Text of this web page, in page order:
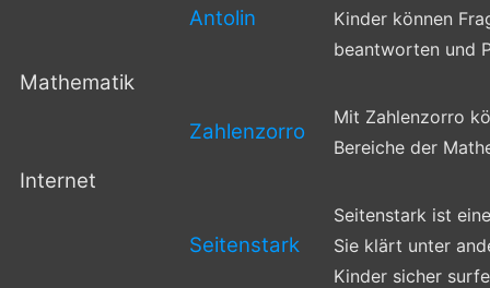
Antolin
Kinder können
beantworten und
Mathematik
Zahlenzorro
Mit Zahlenzorro
Bereiche der
Internet
Seitenstark
Seitenstark ist
Sie klärt unter
Kinder sicher